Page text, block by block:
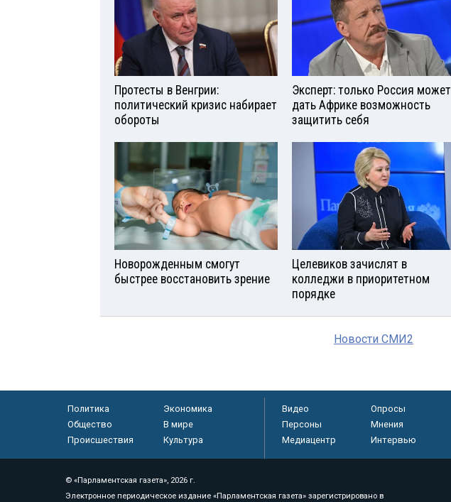
Протесты в Венгрии:
политический кризис набирает
обороты
Эксперт: только Россия может
дать Африке возможность
защитить себя
Новорожденным смогут
быстрее восстановить зрение
Целевиков зачислят в
колледжи в приоритетном
порядке
Новости СМИ2
Политика
Экономика
Общество
В мире
Происшествия
Культура
Видео Опросы
Персоны
Мнения
Медиацентр
Интервью
© «Парламентская газета», 2026 г.
Электронное периодическое издание «Парламентская газета» зарегистрировано в